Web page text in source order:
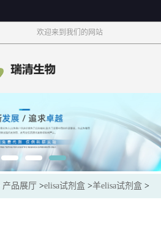
欢迎来到我们的网站
产品展厅 >elisa试剂盒 >羊elisa试剂盒 >